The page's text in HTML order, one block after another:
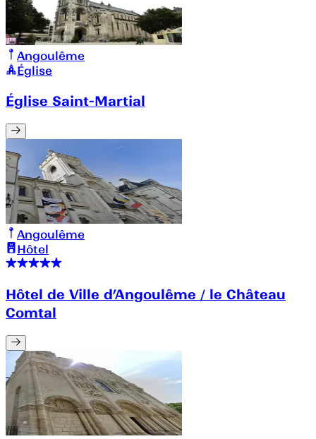
Angoulême
Église
Église Saint-Martial
Angoulême
Hôtel
Hôtel de Ville d’Angoulême / le Château
Comtal